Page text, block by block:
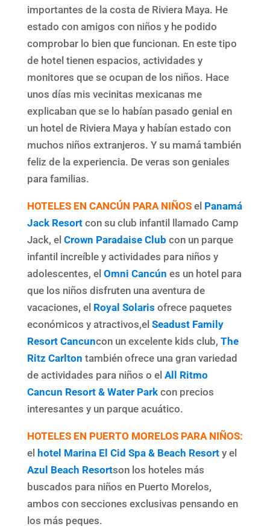
importantes de la costa de Riviera Maya. He
estado con amigos con niños y he podido
comprobar lo bien que funcionan. En este tipo
de hotel tienen espacios, actividades y
monitores que se ocupan de los niños. Hace
unos días mis vecinitas mexicanas me
explicaban que se lo habían pasado genial en
un hotel de Riviera Maya y habían estado con
muchos niños extranjeros. Y su mamá también
feliz de la experiencia. De veras son geniales
para familias.
HOTELES EN CANCÚN PARA NIÑOSel Panamá
Jack Resort con su club infantil llamado Camp
Jack, el Crown Paradaise Club con un parque
infantil increíble y actividades para niños y
adolescentes, el Omni Cancún es un hotel para
que los niños disfruten una aventura de
vacaciones, el Royal Solaris ofrece paquetes
económicos y atractivos,el Seadust Family
Resort Cancuncon un excelente kids club, The
Ritz Carlton también ofrece una gran variedad
de actividades para niños o el All Ritmo
Cancun Resort & Water Park con precios
interesantes y un parque acuático.
HOTELES EN PUERTO MORELOS PARA NIÑOS:
el hotel Marina El Cid Spa & Beach Resort y el
Azul Beach Resortson los hoteles más
buscados para niños en Puerto Morelos,
ambos con secciones exclusivas pensando en
los más peques.